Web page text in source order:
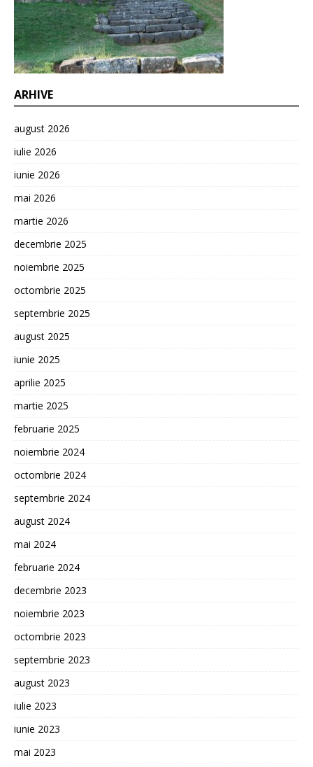
ARHIVE
august 2026
iulie 2026
iunie 2026
mai 2026
martie 2026
decembrie 2025
noiembrie 2025
octombrie 2025
septembrie 2025
august 2025
iunie 2025
aprilie 2025
martie 2025
februarie 2025
noiembrie 2024
octombrie 2024
septembrie 2024
august 2024
mai 2024
februarie 2024
decembrie 2023
noiembrie 2023
octombrie 2023
septembrie 2023
august 2023
iulie 2023
iunie 2023
mai 2023